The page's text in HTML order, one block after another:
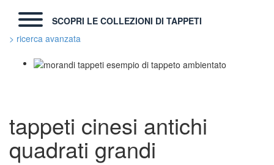
SCOPRI LE COLLEZIONI DI TAPPETI
> ricerca avanzata
Bhadohi Moderni
Kala Laie
Reloaded
Tappeti Moderni Collezione Morandi
tappeti cinesi antichi
quadrati grandi